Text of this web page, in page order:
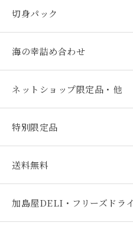
切身パック
海の幸詰め合わせ
ネットショップ限定品・他
特別限定品
送料無料
加島屋DELI・フリーズドラ